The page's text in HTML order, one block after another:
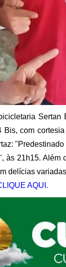
Sertan
com
às 21h15.
delícias
AQUI.